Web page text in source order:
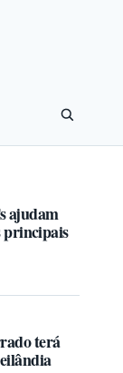
ajudam
principais
terá